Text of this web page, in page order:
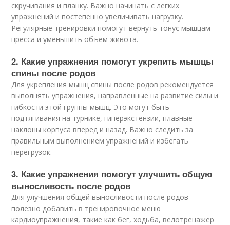
скручивания и планку. Важно начинать с легких
упражнений и постепенно увеличивать нагрузку.
Регулярные тренировки помогут вернуть тонус мышцам
пресса и уменьшить объем живота.
2. Какие упражнения помогут укрепить мышцы
спины после родов
Для укрепления мышц спины после родов рекомендуется
выполнять упражнения, направленные на развитие силы и
гибкости этой группы мышц. Это могут быть
подтягивания на турнике, гиперэкстензии, плавные
наклоны корпуса вперед и назад. Важно следить за
правильным выполнением упражнений и избегать
перегрузок.
3. Какие упражнения помогут улучшить общую
выносливость после родов
Для улучшения общей выносливости после родов
полезно добавить в тренировочное меню
кардиоупражнения, такие как бег, ходьба, велотренажер